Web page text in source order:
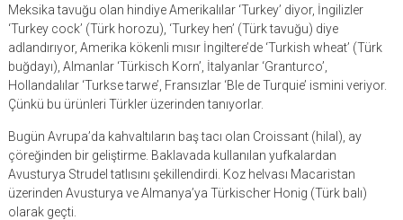
Meksika tavuğu olan hindiye Amerikalılar ‘Turkey’ diyor, İngilizler
‘Turkey cock’ (Türk horozu), ‘Turkey hen’ (Türk tavuğu) diye
adlandırıyor, Amerika kökenli mısır İngiltere’de ‘Turkish wheat’ (Türk
buğdayı), Almanlar ‘Türkisch Korn’, İtalyanlar ‘Granturco’,
Hollandalılar ‘Turkse tarwe’, Fransızlar ‘Ble de Turquie’ ismini veriyor.
Çünkü bu ürünleri Türkler üzerinden tanıyorlar.
Bugün Avrupa’da kahvaltıların baş tacı olan Croissant (hilal), ay
çöreğinden bir geliştirme. Baklavada kullanılan yufkalardan
Avusturya Strudel tatlısını şekillendirdi. Koz helvası Macaristan
üzerinden Avusturya ve Almanya’ya Türkischer Honig (Türk balı)
olarak geçti.